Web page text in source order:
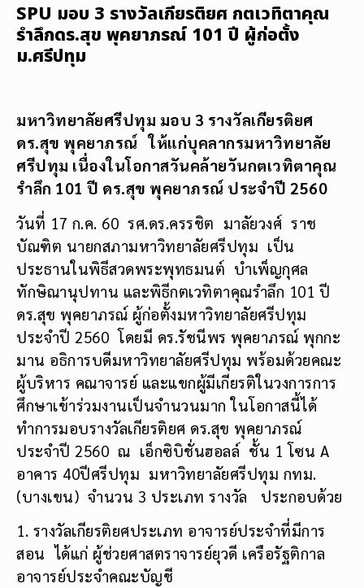
SPU มอบ 3 รางวัลเกียรติยศ กตเวทิตาคุณ
รำลึกดร.สุข พุคยาภรณ์ 101 ปี ผู้ก่อตั้ง
ม.ศรีปทุม
มหาวิทยาลัยศรีปทุม มอบ 3 รางวัลเกียรติยศ
ดร.สุข พุคยาภรณ์ ให้แก่บุคลากรมหาวิทยาลัย
ศรีปทุม เนื่องในโอกาสวันคล้ายวันกตเวทิตาคุณ
รำลึก 101 ปี ดร.สุข พุคยาภรณ์ ประจำปี 2560
วันที่ 17 ก.ค. 60 รศ.ดร.ครรชิต มาลัยวงศ์ ราช
บัณฑิต นายกสภามหาวิทยาลัยศรีปทุม เป็น
ประธานในพิธีสวดพระพุทธมนต์ บำเพ็ญกุศล
ทักษิณานุปทาน และพิธีกตเวทิตาคุณรำลึก 101 ปี
ดร.สุข พุคยาภรณ์ ผู้ก่อตั้งมหาวิทยาลัยศรีปทุม
ประจำปี 2560 โดยมี ดร.รัชนีพร พุคยาภรณ์ พุกกะ
มาน อธิการบดีมหาวิทยาลัยศรีปทุม พร้อมด้วยคณะ
ผู้บริหาร คณาจารย์ และแขกผู้มีเกียรติในวงการการ
ศึกษาเข้าร่วมงานเป็นจำนวนมาก ในโอกาสนี้ได้
ทำการมอบรางวัลเกียรติยศ ดร.สุข พุคยาภรณ์
ประจำปี 2560 ณ เอ็กซิบิชั่นฮอลล์ ชั้น 1 โซน A
อาคาร 40ปีศรีปทุม มหาวิทยาลัยศรีปทุม กทม.
(บางเขน) จำนวน 3 ประเภท รางวัล ประกอบด้วย
1. รางวัลเกียรติยศประเภท อาจารย์ประจำที่มีการ
สอน ได้แก่ ผู้ช่วยศาสตราจารย์ยุวดี เครือรัฐติกาล
อาจารย์ประจำคณะบัญชี